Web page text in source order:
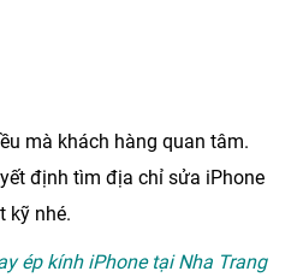
mà khách hàng quan tâm.
định tìm địa chỉ sửa iPhone
kỹ nhé.
ép kính iPhone tại Nha Trang